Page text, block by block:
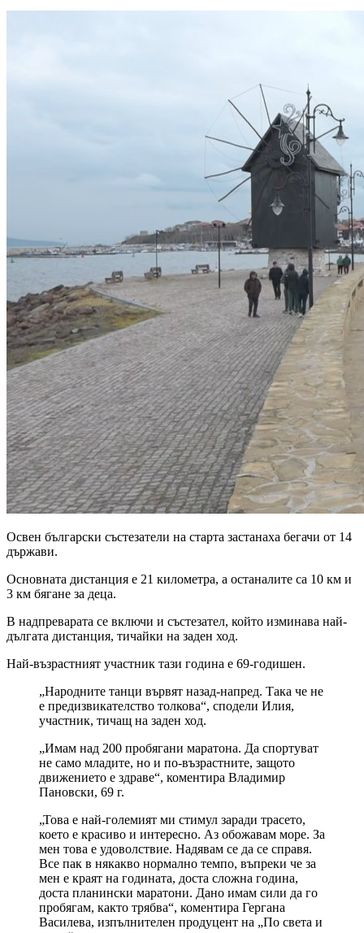
Освен български състезатели на старта застанаха бегачи от 14
държави.
Основната дистанция е 21 километра, а останалите са 10 км и
3 км бягане за деца.
В надпреварата се включи и състезател, който изминава най-
дългата дистанция, тичайки на заден ход.
Най-възрастният участник тази година е 69-годишен.
„Народните танци вървят назад-напред. Така че не
е предизвикателство толкова“, сподели Илия,
участник, тичащ на заден ход.
„Имам над 200 пробягани маратона. Да спортуват
не само младите, но и по-възрастните, защото
движението е здраве“, коментира Владимир
Пановски, 69 г.
„Това е най-големият ми стимул заради трасето,
което е красиво и интересно. Аз обожавам море. За
мен това е удоволствие. Надявам се да се справя.
Все пак в някакво нормално темпо, въпреки че за
мен е краят на годината, доста сложна година,
доста планински маратони. Дано имам сили да го
пробягам, както трябва“, коментира Гергана
Василева, изпълнителен продуцент на „По света и